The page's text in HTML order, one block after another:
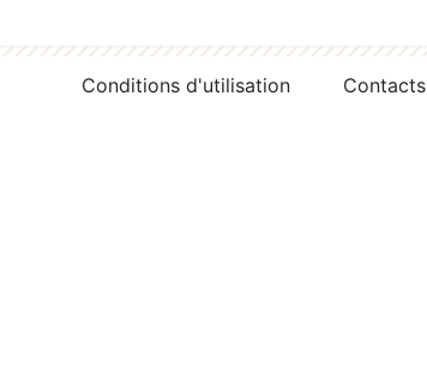
Conditions d'utilisation Contacts